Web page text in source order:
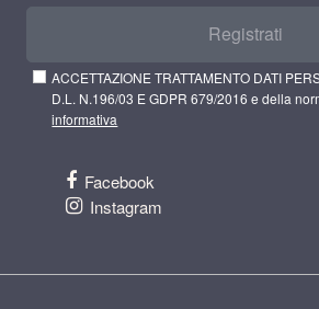
Registrati
ACCETTAZIONE TRATTAMENTO DATI
D.L. N.196/03 E GDPR 679/2016 e della
informativa
Facebook
Instagram